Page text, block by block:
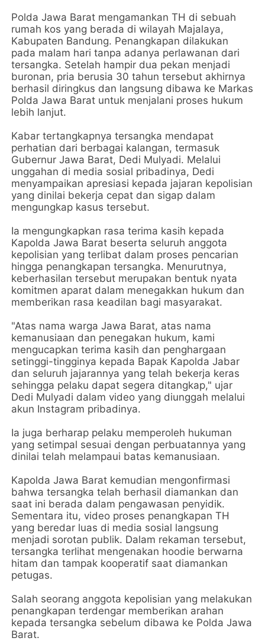
Polda Jawa Barat mengamankan TH di sebuah
rumah kos yang berada di wilayah Majalaya,
Kabupaten Bandung. Penangkapan dilakukan
pada malam hari tanpa adanya perlawanan dari
tersangka. Setelah hampir dua pekan menjadi
buronan, pria berusia 30 tahun tersebut akhirnya
berhasil diringkus dan langsung dibawa ke Markas
Polda Jawa Barat untuk menjalani proses hukum
lebih lanjut.
Kabar tertangkapnya tersangka mendapat
perhatian dari berbagai kalangan, termasuk
Gubernur Jawa Barat, Dedi Mulyadi. Melalui
unggahan di media sosial pribadinya, Dedi
menyampaikan apresiasi kepada jajaran kepolisian
yang dinilai bekerja cepat dan sigap dalam
mengungkap kasus tersebut.
Ia mengungkapkan rasa terima kasih kepada
Kapolda Jawa Barat beserta seluruh anggota
kepolisian yang terlibat dalam proses pencarian
hingga penangkapan tersangka. Menurutnya,
keberhasilan tersebut merupakan bentuk nyata
komitmen aparat dalam menegakkan hukum dan
memberikan rasa keadilan bagi masyarakat.
"Atas nama warga Jawa Barat, atas nama
kemanusiaan dan penegakan hukum, kami
mengucapkan terima kasih dan penghargaan
setinggi-tingginya kepada Bapak Kapolda Jabar
dan seluruh jajarannya yang telah bekerja keras
sehingga pelaku dapat segera ditangkap," ujar
Dedi Mulyadi dalam video yang diunggah melalui
akun Instagram pribadinya.
Ia juga berharap pelaku memperoleh hukuman
yang setimpal sesuai dengan perbuatannya yang
dinilai telah melampaui batas kemanusiaan.
Kapolda Jawa Barat kemudian mengonfirmasi
bahwa tersangka telah berhasil diamankan dan
saat ini berada dalam pengawasan penyidik.
Sementara itu, video proses penangkapan TH
yang beredar luas di media sosial langsung
menjadi sorotan publik. Dalam rekaman tersebut,
tersangka terlihat mengenakan hoodie berwarna
hitam dan tampak kooperatif saat diamankan
petugas.
Salah seorang anggota kepolisian yang melakukan
penangkapan terdengar memberikan arahan
kepada tersangka sebelum dibawa ke Polda Jawa
Barat.